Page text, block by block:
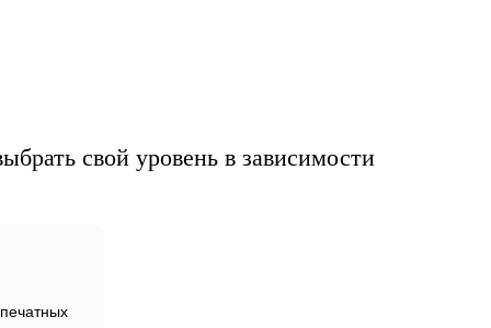
свой уровень в зависимости